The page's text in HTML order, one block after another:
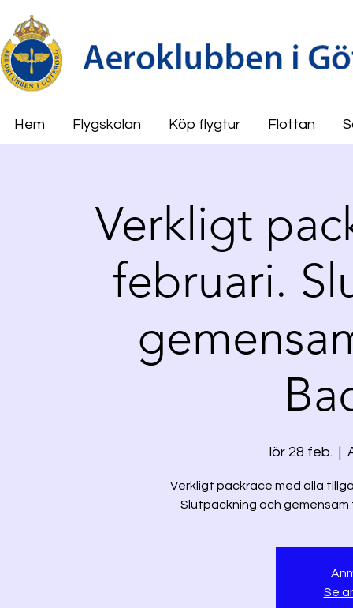
Hem Flygskolan Köp flygtur Flottan
Verkligt
februari.
lör 28 feb.
Verkligt packrace med alla
Slutpackning och gemensam
Se